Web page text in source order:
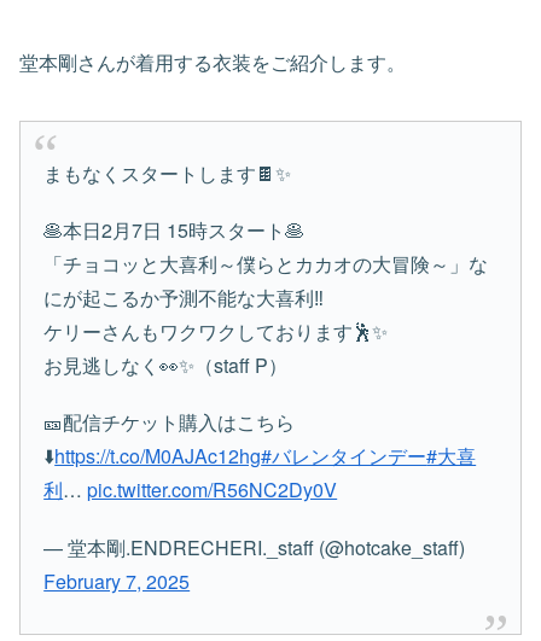
堂本剛さんが着用する衣装をご紹介します。
まもなくスタートします🍫✨
🥞本日2月7日 15時スタート🥞
「チョコッと大喜利～僕らとカカオの大冒険～」な
にが起こるか予測不能な大喜利‼︎
ケリーさんもワクワクしております🕺✨
お見逃しなく👀✨（staff P）
🎫配信チケット購入はこちら
⬇️https://t.co/M0AJAc12hg#バレンタインデー#大喜
利…pic.twitter.com/R56NC2Dy0V
— 堂本剛.ENDRECHERI._staff (@hotcake_staff)
February 7, 2025